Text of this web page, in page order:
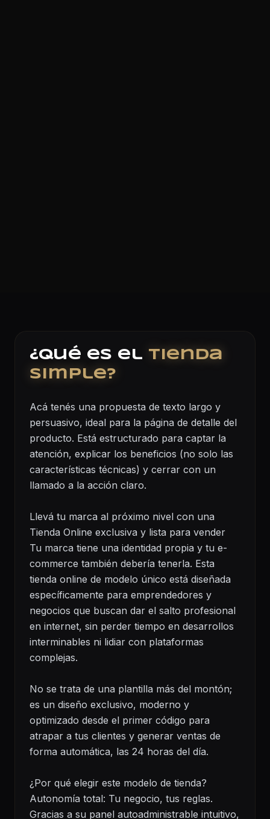
¿Qué es el Tienda
simple?
Acá tenés una propuesta de texto largo y
persuasivo, ideal para la página de detalle del
producto. Está estructurado para captar la
atención, explicar los beneficios (no solo las
características técnicas) y cerrar con un
llamado a la acción claro.
Llevá tu marca al próximo nivel con una
Tienda Online exclusiva y lista para vender
Tu marca tiene una identidad propia y tu e-
commerce también debería tenerla. Esta
tienda online de modelo único está diseñada
específicamente para emprendedores y
negocios que buscan dar el salto profesional
en internet, sin perder tiempo en desarrollos
interminables ni lidiar con plataformas
complejas.
No se trata de una plantilla más del montón;
es un diseño exclusivo, moderno y
optimizado desde el primer código para
atrapar a tus clientes y generar ventas de
forma automática, las 24 horas del día.
¿Por qué elegir este modelo de tienda?
Autonomía total: Tu negocio, tus reglas.
Gracias a su panel autoadministrable intuitivo,